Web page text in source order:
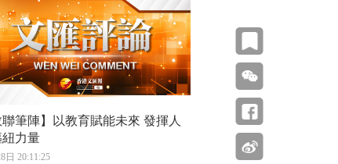
聯筆陣】以教育賦能未來 發揮人
紐力量
日 20:11:25